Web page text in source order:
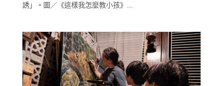
誘」。圖／《這樣我怎麼教小孩》...